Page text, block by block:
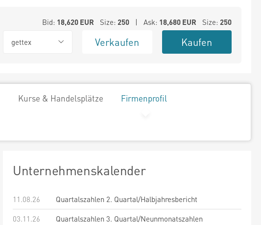
Bid: 18,620EUR Size: 250| Ask: 18,680EUR Size: 250
gettex Verkaufen Kaufen
Kurse & Handelsplätze Firmenprofil
Unternehmenskalender
11.08.26
Quartalszahlen 2. Quartal/Halbjahresbericht
03.11.26
Quartalszahlen 3. Quartal/Neunmonatszahlen